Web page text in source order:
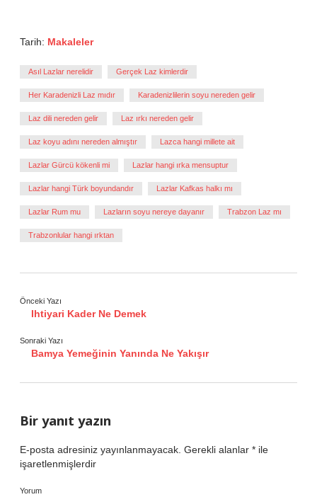
Tarih: Makaleler
Asıl Lazlar nerelidir Gerçek Laz kimlerdir
Her Karadenizli Laz mıdır Karadenizlilerin soyu nereden gelir
Laz dili nereden gelir Laz ırkı nereden gelir
Laz koyu adını nereden almıştır Lazca hangi millete ait
Lazlar Gürcü kökenli mi Lazlar hangi ırka mensuptur
Lazlar hangi Türk boyundandır Lazlar Kafkas halkı mı
Lazlar Rum mu Lazların soyu nereye dayanır Trabzon Laz mı
Trabzonlular hangi ırktan
Önceki Yazı
Ihtiyari Kader Ne Demek
Sonraki Yazı
Bamya Yemeğinin Yanında Ne Yakışır
Bir yanıt yazın
E-posta adresiniz yayınlanmayacak. Gerekli alanlar * ile
işaretlenmişlerdir
Yorum